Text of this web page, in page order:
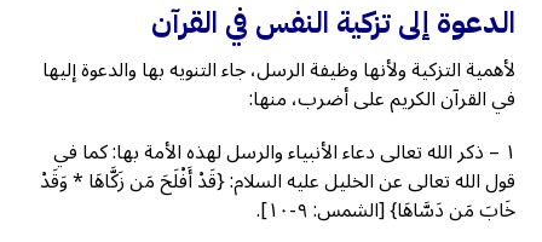
الدعوة إلى تزكية النفس في القرآن
لأهمية التزكية ولأنها وظيفة الرسل، جاء التنويه بها والدعوة إليها
في القرآن الكريم على أضرب، منها:
١ – ذكر الله تعالى دعاء الأنبياء والرسل لهذه الأمة بها: كما في
قول الله تعالى عن الخليل عليه السلام: {قَدْ أَفْلَحَ مَن زَكَّاهَا * وَقَدْ
خَابَ مَن دَسَّاهَا} [الشمس: ٩-١٠].